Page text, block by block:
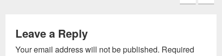
Leave a Reply
Your email address will not be published. Required